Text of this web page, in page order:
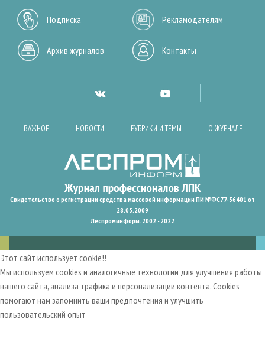
Подписка Рекламодателям
Архив журналов Контакты
ВАЖНОЕ НОВОСТИ РУБРИКИ И ТЕМЫ О ЖУРНАЛЕ
Свидетельство о регистрации средства массовой информации ПИ №ФС77-36401 от
28.05.2009
Леспроминформ. 2002 - 2022
Этот сайт использует cookie!!
Мы используем cookies и аналогичные технологии для улучшения работы
нашего сайта, анализа трафика и персонализации контента. Cookies
помогают нам запомнить ваши предпочтения и улучшить
пользовательский опыт